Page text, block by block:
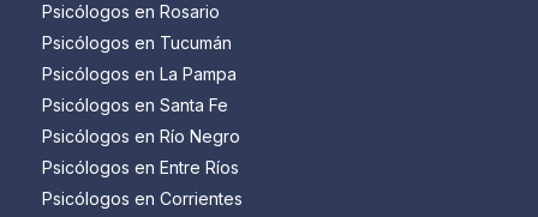
Psicólogos en Rosario
Psicólogos en Tucumán
Psicólogos en La Pampa
Psicólogos en Santa Fe
Psicólogos en Río Negro
Psicólogos en Entre Ríos
Psicólogos en Corrientes